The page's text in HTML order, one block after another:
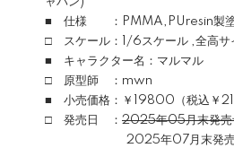
■ 仕様 ：PMMA,PUresin製塗
□ スケール：1/6スケール ,全高サ
■ キャラクター名：マルマル
□ 原型師 ：mwn
■ 小売価格：￥19800（税込￥
□ 発売日 ： 2025年05月末発売
2025年07月末発売